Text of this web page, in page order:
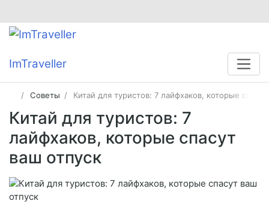
ImTraveller
Советы Китай для туристов: 7 лайфхаков, которые
Китай для туристов: 7
лайфхаков, которые спасут
ваш отпуск